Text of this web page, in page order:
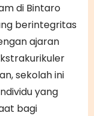
di Bintaro
berintegritas
ajaran
sekolah ini
yang
bagi